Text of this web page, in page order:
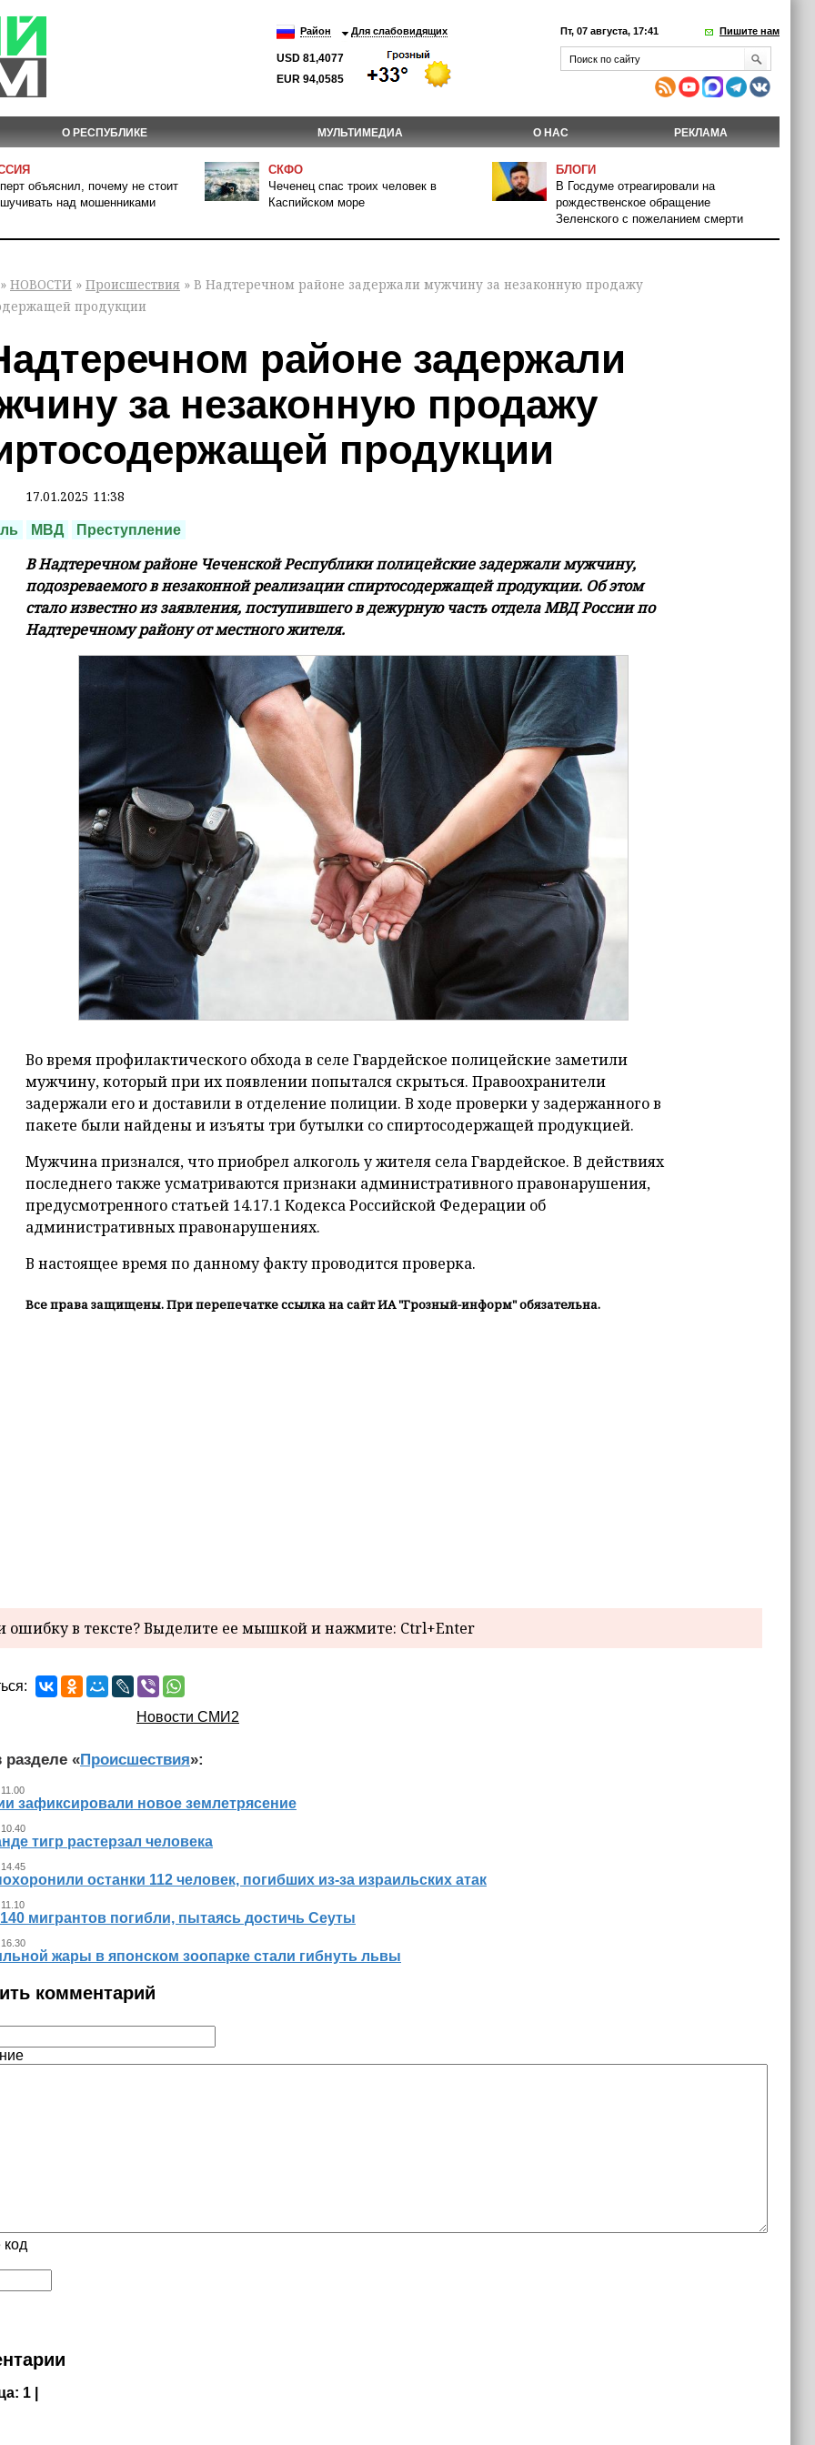
Район Для слабовидящих
USD 81,4077
EUR 94,0585
Пт, 07 августа, 17:41 Пишите нам
О РЕСПУБЛИКЕ МУЛЬТИМЕДИА О НАС РЕКЛАМА
объяснил, почему не стоит
над мошенниками
СКФО
Чеченец спас троих человек в
Каспийском море
БЛОГИ
В Госдуме отреагировали на
рождественское обращение
Зеленского с пожеланием смерти
» НОВОСТИ » Происшествия » В Надтеречном районе задержали мужчину за незаконную продажу
продукции
районе задержали
за незаконную продажу
продукции
17.01.2025 11:38
МВД Преступление
В Надтеречном районе Чеченской Республики полицейские задержали мужчину,
подозреваемого в незаконной реализации спиртосодержащей продукции. Об этом
стало известно из заявления, поступившего в дежурную часть отдела МВД России по
Надтеречному району от местного жителя.
Во время профилактического обхода в селе Гвардейское полицейские заметили
мужчину, который при их появлении попытался скрыться. Правоохранители
задержали его и доставили в отделение полиции. В ходе проверки у задержанного в
пакете были найдены и изъяты три бутылки со спиртосодержащей продукцией.
Мужчина признался, что приобрел алкоголь у жителя села Гвардейское. В действиях
последнего также усматриваются признаки административного правонарушения,
предусмотренного статьей 14.17.1 Кодекса Российской Федерации об
административных правонарушениях.
В настоящее время по данному факту проводится проверка.
Все права защищены. При перепечатке ссылка на сайт ИА "Грозный-информ" обязательна.
в тексте? Выделите ее мышкой и нажмите: Ctrl+Enter
Новости СМИ2
разделе «Происшествия»:
зафиксировали новое землетрясение
тигр растерзал человека
останки 112 человек, погибших из‑за израильских атак
мигрантов погибли, пытаясь достичь Сеуты
жары в японском зоопарке стали гибнуть львы
комментарий
код
1 |